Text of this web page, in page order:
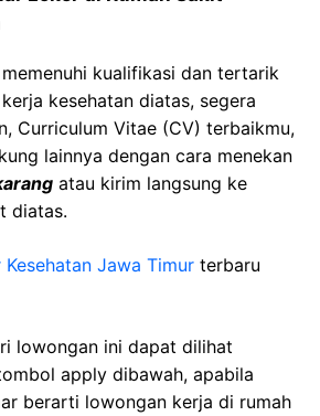
kualifikasi dan tertarik
kesehatan diatas, segera
Curriculum Vitae (CV) terbaikmu,
lainnya dengan cara menekan
atau kirim langsung ke
diatas.
Kesehatan Jawa Timur terbaru
lowongan ini dapat dilihat
apply dibawah, apabila
berarti lowongan kerja di rumah